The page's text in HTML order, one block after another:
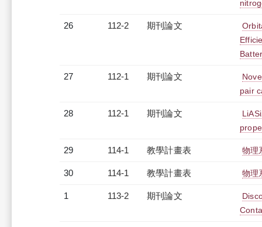
26 112-2 期刊論文
27 112-1 期刊論文
pair
28 112-1 期刊論文
29 114-1 教學計畫表 物理
30 114-1 教學計畫表 物理
1 113-2 期刊論文